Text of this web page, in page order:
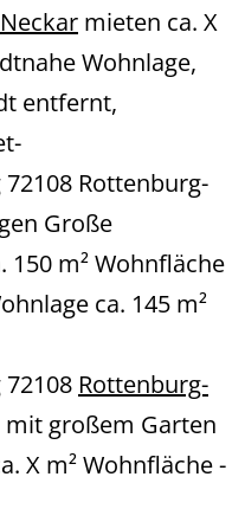
mieten ca. X
Wohnlage,
entfernt,
72108 Rottenburg-
Große
m² Wohnfläche
ca. 145 m²
72108 Rottenburg-
großem Garten
X m² Wohnfläche -